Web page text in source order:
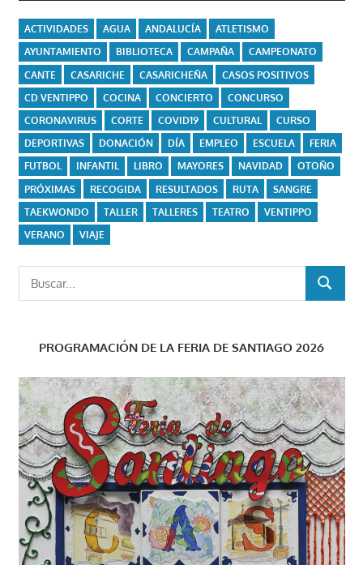
ACTIVIDADES AGUA ANDALUCÍA
ATLETISMO
AYUNTAMIENTO
BIBLIOTECA CAMPAÑA
CAMPEONATO
CANTE
CASARICHE CASARICHEÑA
CASOS POSITIVOS
CD VENTIPPO
COCINA CONCIERTO
CONCURSO
CORONAVIRUS
CORTE COVID19 CULTURAL
CURSO
DEPORTIVAS
DONACIÓN DÍA EMPLEO ESCUELA
FERIA
FUTBOL
INFANTIL LIBRO MAYORES NAVIDAD
OTOÑO
PRÓXIMAS
RECOGIDA RESULTADOS RUTA
SANGRE
TAEKWONDO
TALLER TALLERES TEATRO
VENTIPPO
VERANO
VIAJE
BUSCAR
PROGRAMACIÓN DE LA FERIA DE SANTIAGO 2026